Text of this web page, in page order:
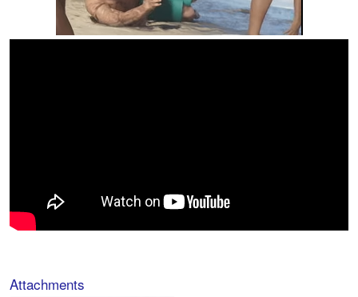
Attachments